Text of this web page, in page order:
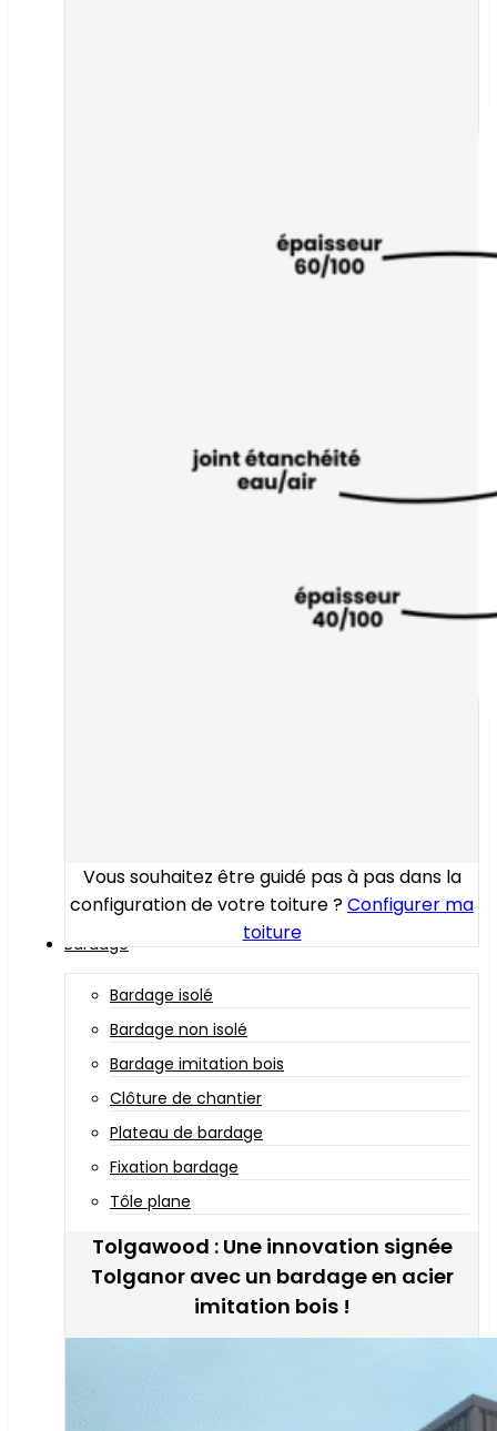
Vous souhaitez être guidé pas à pas dans la
configuration de votre toiture ?Configurer ma
toiture
Bardage
Bardage isolé
Bardage non isolé
Bardage imitation bois
Clôture de chantier
Plateau de bardage
Fixation bardage
Tôle plane
Tolgawood : Une innovation signée
Tolganor avec un bardage en acier
imitation bois !